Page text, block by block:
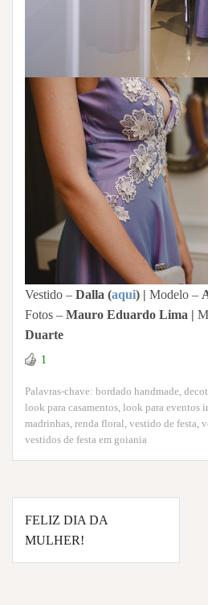
Vestido – Dalla (aqui) | Modelo –
Fotos – Mauro Eduardo Lima |
Duarte
1
Palavras-chave: bordado handmade,
look para casamentos, look para eventos
madrinhas, renda floral, vestido de festa,
vestidos de festa em goiania
Navegação
de
Post
FELIZ DIA DA
MULHER!